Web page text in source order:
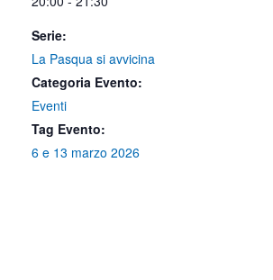
Serie:
La Pasqua si avvicina
Categoria Evento:
Eventi
Tag Evento:
6 e 13 marzo 2026